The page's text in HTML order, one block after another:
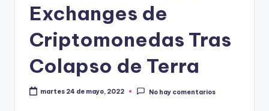
Exchanges de
Criptomonedas Tras
Colapso de Terra
martes 24 de mayo, 2022 No hay comentarios